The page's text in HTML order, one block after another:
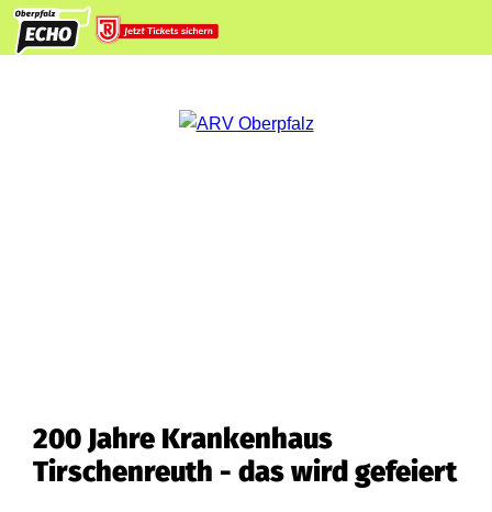
200 Jahre Krankenhaus
Tirschenreuth - das wird gefeiert